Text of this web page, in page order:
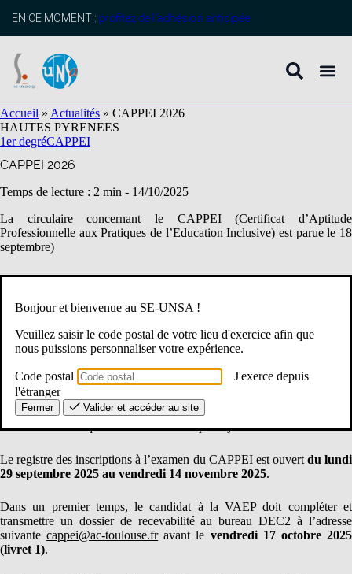
principal
EN CE MOMENT : profitez de l’adhésion anticipée
Accueil » Actualités » CAPPEI 2026
HAUTES PYRENEES
1er degréCAPPEI
CAPPEI 2026
Temps de lecture : 2 min - 14/10/2025
La circulaire concernant le CAPPEI (Certificat d’Aptitude
Professionnelle aux Pratiques de l’Education Inclusive) est parue le 18
septembre)
Le CAPPEI est accessible par voie d’examen par la voie de validation
(cinq ans d’exercice en tant qu’enseignant dont trois ans à temps
ou du second degré de l’enseignement public, titulaires et contractuels
employés par contrat à durée indéterminée, ou les maîtres contractuels,
indéterminée des établissements privés sous contrat.
Les modalités d’inscription et la structure de l’examen sont détaillées
dans la circulaire que vous trouverez en pièce jointe.
Le registre des inscriptions à l’examen du CAPPEI est ouvert du lundi
29 septembre 2025 au vendredi 14 novembre 2025.
Dans un premier temps, le candidat à la VAEP doit compléter et
transmettre un dossier de recevabilité au bureau DEC2 à l’adresse
suivantecappei@ac-toulouse.fravant le vendredi 17 octobre 2025
(livret 1).
Bonjour et bienvenue au SE-UNSA !
Veuillez saisir le code postal de votre lieu d'exercice afin que
nous puissions personnaliser votre expérience.
Code postal
J'exerce depuis
l'étranger
Fermer Valider et accéder au site